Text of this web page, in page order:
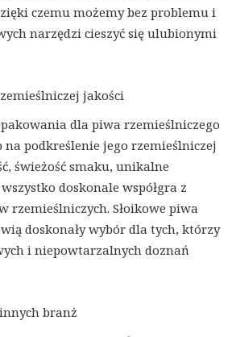
czemu możemy bez problemu i
narzędzi cieszyć się ulubionymi
jakości
dla piwa rzemieślniczego
na podkreślenie jego rzemieślniczej
świeżość smaku, unikalne
doskonale współgra z
rzemieślniczych. Słoikowe piwa
doskonały wybór dla tych, którzy
i niepowtarzalnych doznań
branż